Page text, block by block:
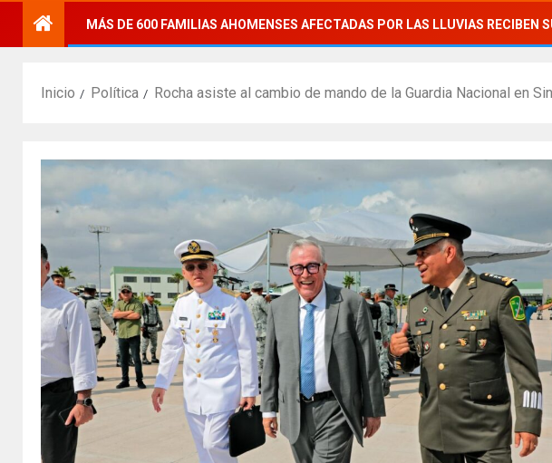
MÁS DE 600 FAMILIAS AHOMENSES AFECTADAS POR LAS LLUVIAS RECIBEN
Inicio Política Rocha asiste al cambio de mando de la Guardia Nacional en